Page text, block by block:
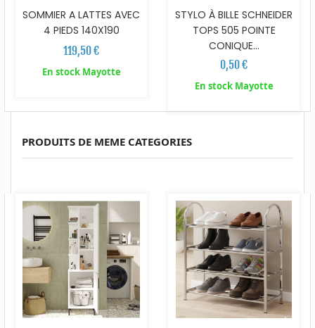
SOMMIER A LATTES AVEC
4 PIEDS 140X190
119,50 €
En stock Mayotte
STYLO À BILLE SCHNEIDER
TOPS 505 POINTE
CONIQUE...
0,50 €
En stock Mayotte
PRODUITS DE MEME CATEGORIES